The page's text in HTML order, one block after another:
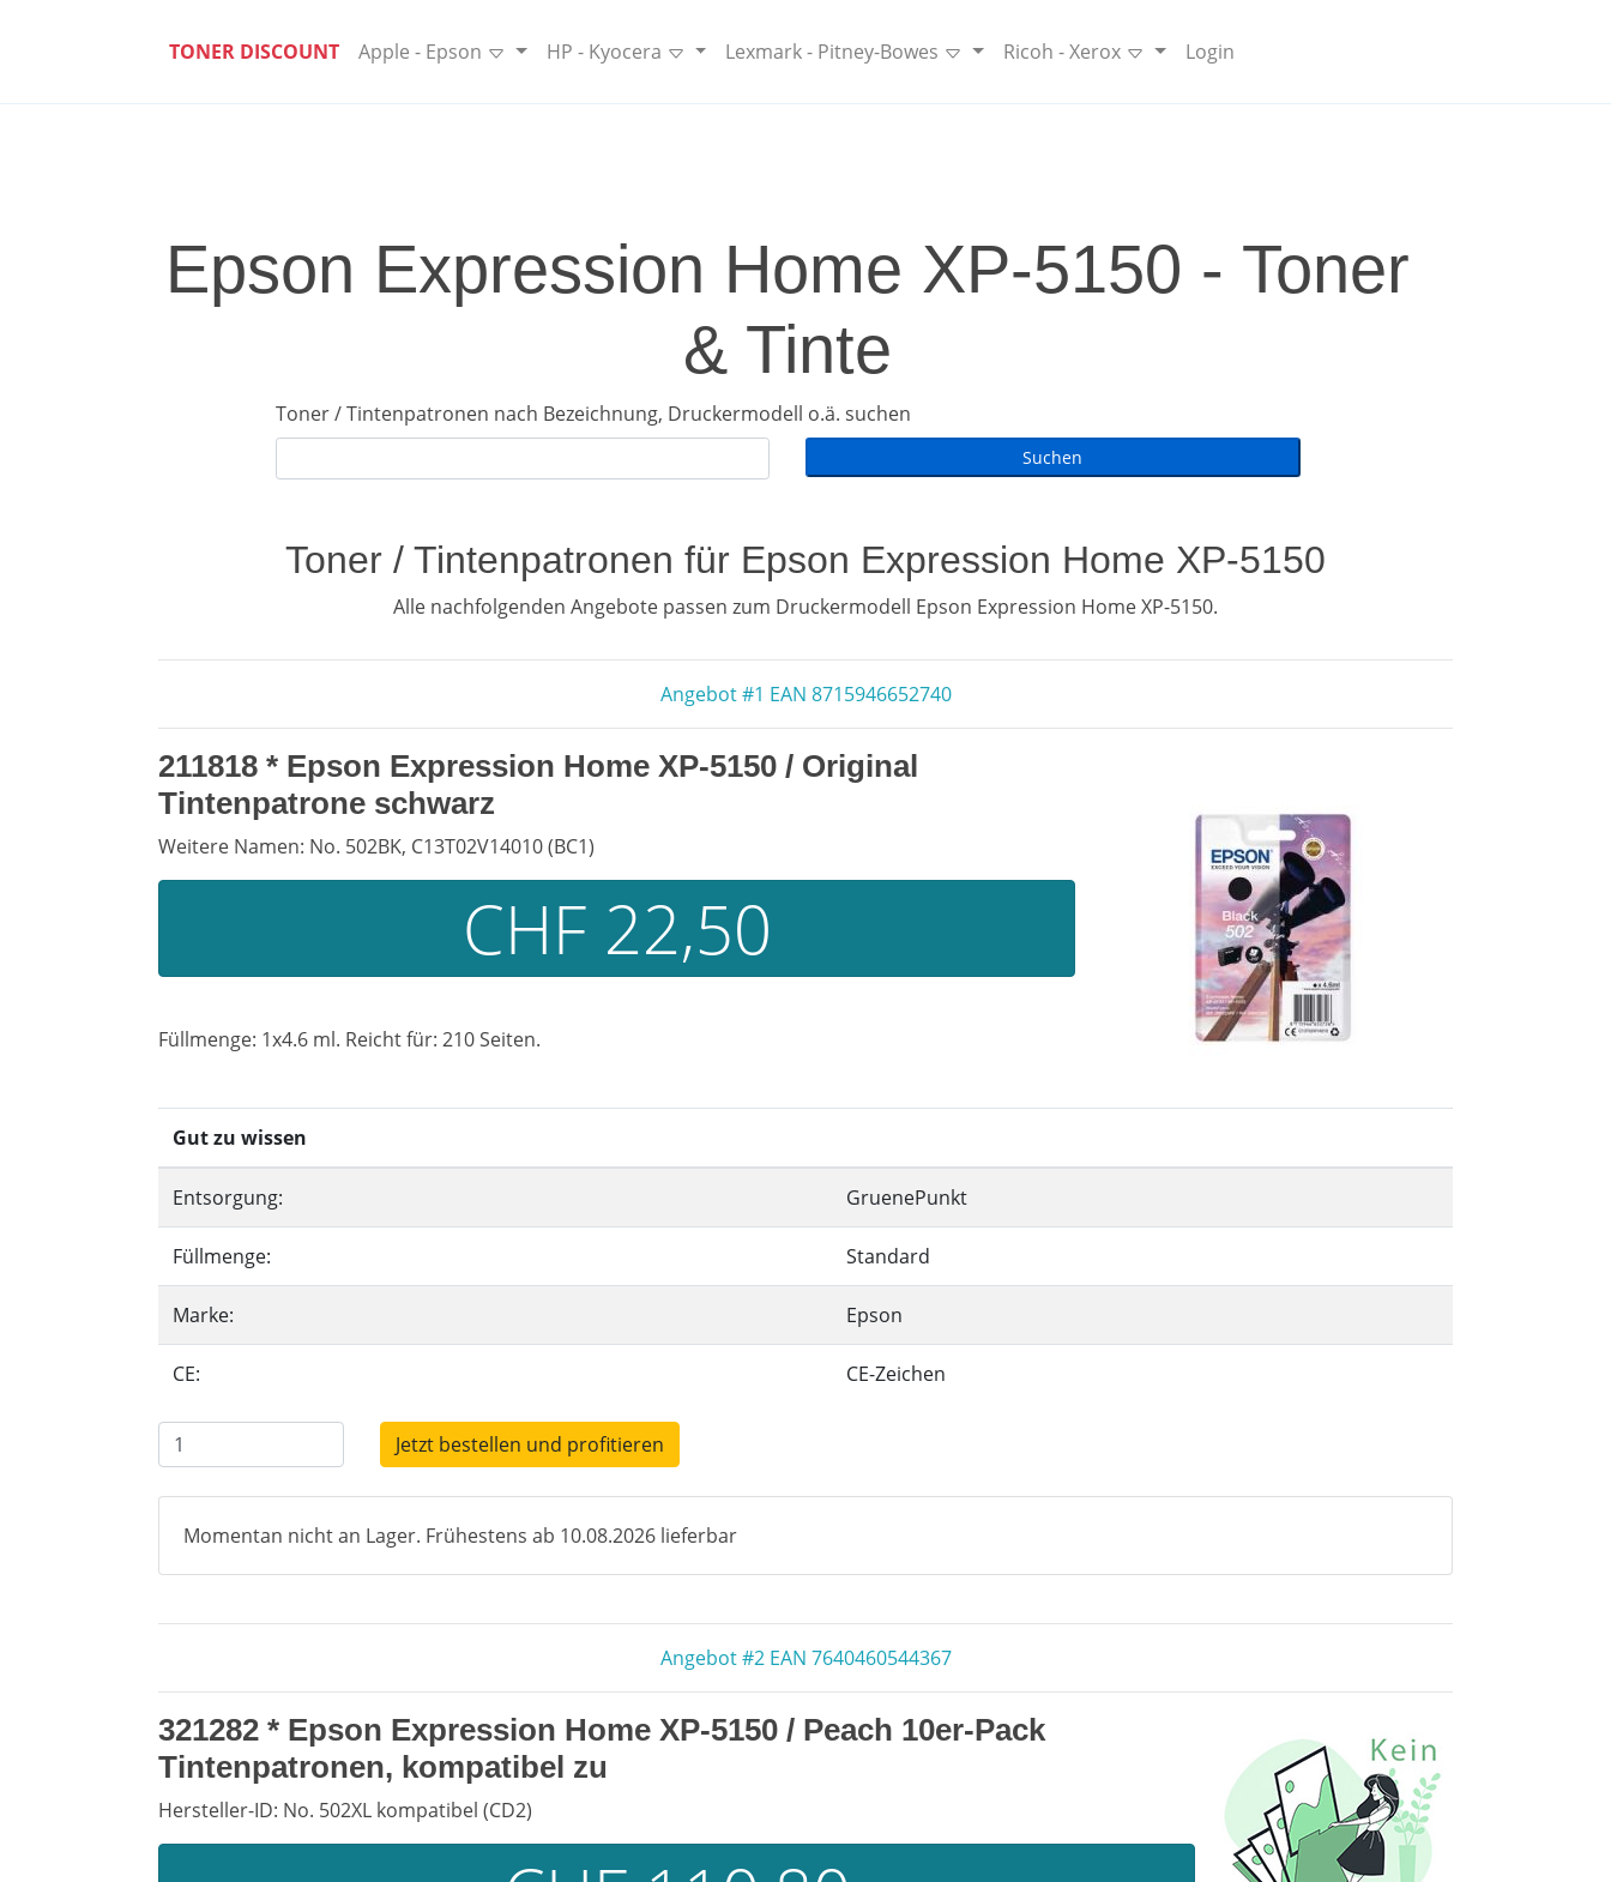
TONER DISCOUNT Apple - Epson HP - Kyocera Lexmark - Pitney-Bowes Ricoh - Xerox Login
Epson Expression Home XP-5150 - Toner
& Tinte
Toner / Tintenpatronen nach Bezeichnung, Druckermodell o.ä. suchen
Toner / Tintenpatronen für Epson Expression Home XP-5150
Alle nachfolgenden Angebote passen zum Druckermodell Epson Expression Home XP-5150.
Angebot #1 EAN 8715946652740
211818 * Epson Expression Home XP-5150 / Original
Tintenpatrone schwarz
Weitere Namen: No. 502BK, C13T02V14010 (BC1)
CHF 22,50
Füllmenge: 1x4.6 ml. Reicht für: 210 Seiten.
Gut zu wissen
Entsorgung: GruenePunkt
Füllmenge: Standard
Marke: Epson
CE: CE-Zeichen
Jetzt bestellen und profitieren
Momentan nicht an Lager. Frühestens ab 10.08.2026 lieferbar
Angebot #2 EAN 7640460544367
321282 * Epson Expression Home XP-5150 / Peach 10er-Pack
Tintenpatronen, kompatibel zu
Hersteller-ID: No. 502XL kompatibel (CD2)